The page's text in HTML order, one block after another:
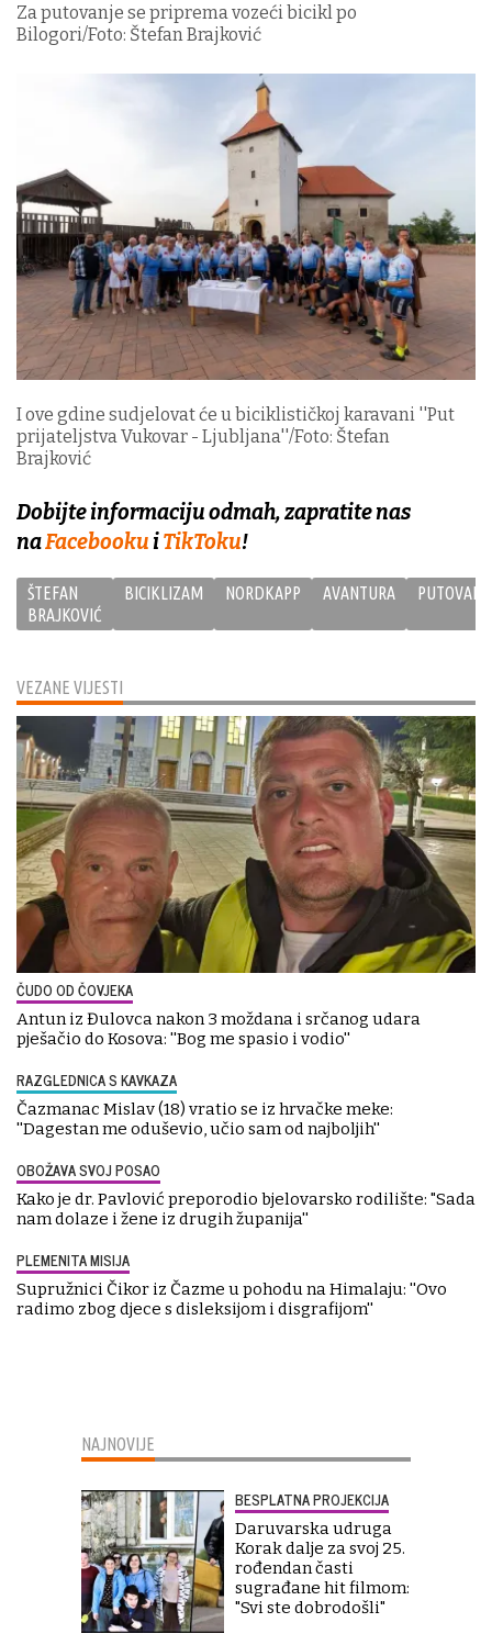
VEZANE VIJESTI
ČUDO OD ČOVJEKA
Antun iz Đulovca nakon 3 moždana i srčanog udara
pješačio do Kosova: ''Bog me spasio i vodio''
RAZGLEDNICA S KAVKAZA
Čazmanac Mislav (18) vratio se iz hrvačke meke:
''Dagestan me oduševio, učio sam od najboljih''
OBOŽAVA SVOJ POSAO
Kako je dr. Pavlović preporodio bjelovarsko rodilište: "Sada
nam dolaze i žene iz drugih županija''
PLEMENITA MISIJA
Supružnici Čikor iz Čazme u pohodu na Himalaju: ''Ovo
radimo zbog djece s disleksijom i disgrafijom''
Za putovanje se priprema vozeći bicikl po
Bilogori/Foto: Štefan Brajković
I ove gdine sudjelovat će u biciklističkoj karavani ''Put
prijateljstva Vukovar - Ljubljana''/Foto: Štefan
Brajković
Dobijte informaciju odmah, zapratite nas
naFacebookuiTikToku!
ŠTEFAN
BRAJKOVIĆ
BICIKLIZAM NORDKAPP AVANTURA
NAJNOVIJE
BESPLATNA PROJEKCIJA
Daruvarska udruga
Korak dalje za svoj 25.
rođendan časti
sugrađane hit filmom:
"Svi ste dobrodošli"